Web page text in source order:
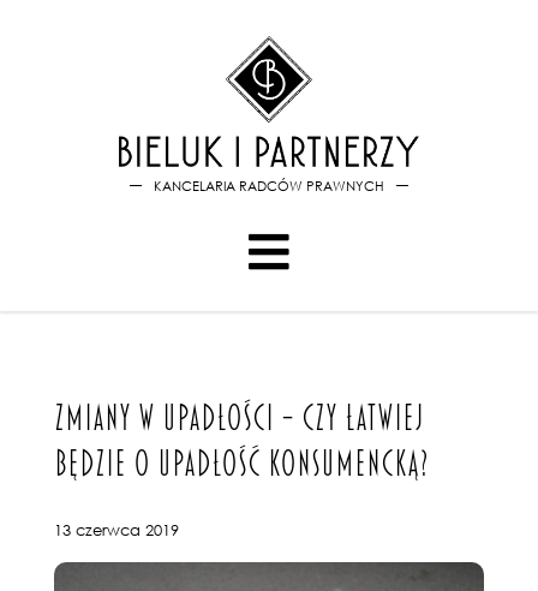
KANCELARIA RADCÓW PRAWNYCH
ZMIANY W UPADŁOŚCI – CZY ŁATWIEJ
BĘDZIE O UPADŁOŚĆ KONSUMENCKĄ?
13 czerwca 2019